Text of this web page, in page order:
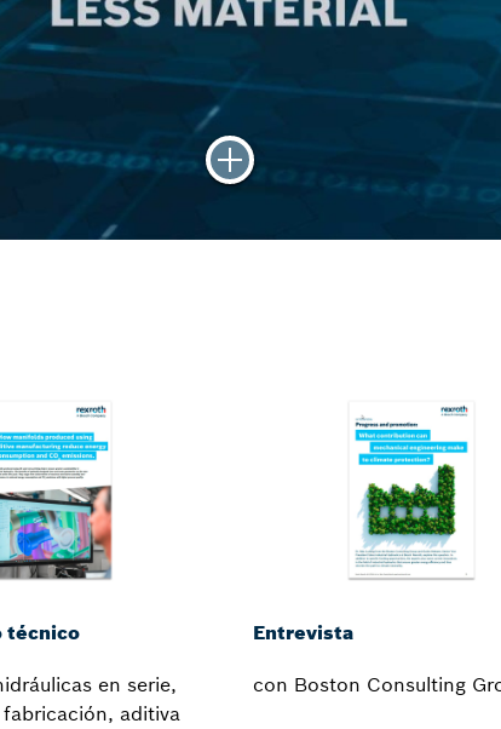
técnico
en serie,
aditiva
Entrevista
con Boston Consulting